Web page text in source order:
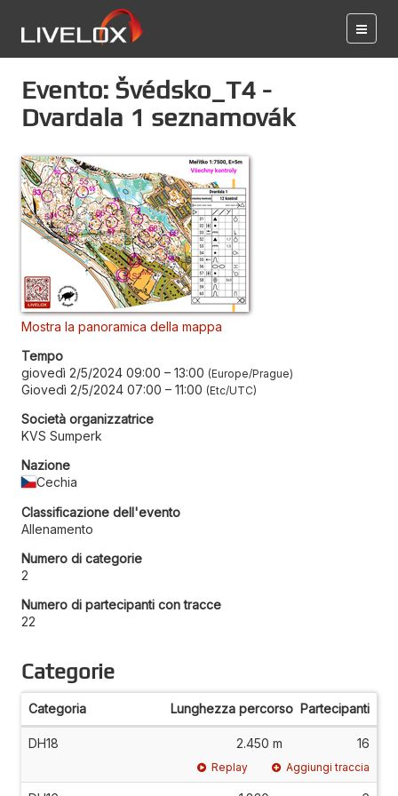
Evento: Švédsko_T4 -
Dvardala 1 seznamovák
Mostra la panoramica della mappa
Tempo
giovedì 2/5/2024 09:00 – 13:00 Europe/Prague
Giovedì 2/5/2024 07:00 – 11:00 Etc/UTC
Società organizzatrice
KVS Sumperk
Nazione
Cechia
Classificazione dell'evento
Allenamento
Numero di categorie
2
Numero di partecipanti con tracce
22
Categorie
Categoria Lunghezza percorso Partecipanti
DH18 2.450 m 16
Replay Aggiungi traccia